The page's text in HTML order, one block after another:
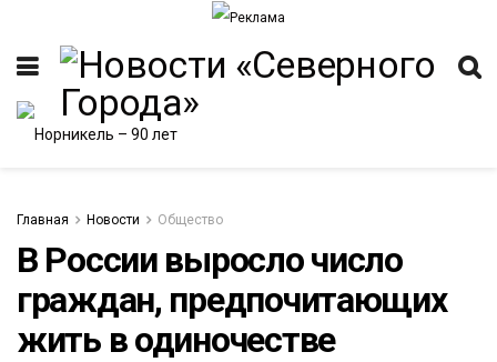
Главная Новости Общество
В России выросло число
граждан, предпочитающих
жить в одиночестве